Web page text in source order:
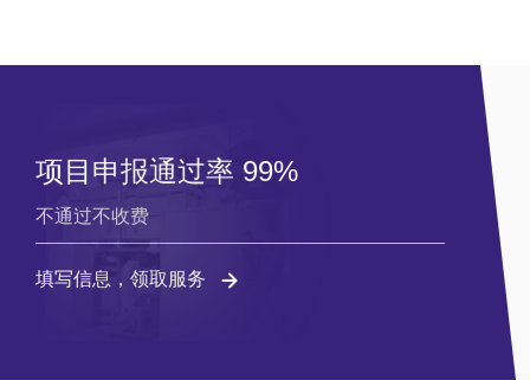
项目申报通过率 99%
不通过不收费
填写信息，领取服务